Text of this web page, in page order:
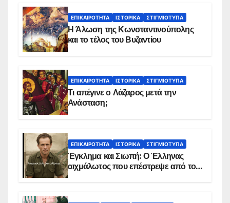
ΕΠΙΚΑΙΡΌΤΗΤΑ ΙΣΤΟΡΙΚΆ ΣΤΙΓΜΙΌΤΥΠΑ
Η Άλωση της Κωνσταντινούπολης
και το τέλος του Βυζαντίου
ΕΠΙΚΑΙΡΌΤΗΤΑ ΙΣΤΟΡΙΚΆ ΣΤΙΓΜΙΌΤΥΠΑ
Τι απέγινε ο Λάζαρος μετά την
Ανάσταση;
ΕΠΙΚΑΙΡΌΤΗΤΑ ΙΣΤΟΡΙΚΆ ΣΤΙΓΜΙΌΤΥΠΑ
Έγκλημα και Σιωπή: Ο Έλληνας
αιχμάλωτος που επέστρεψε από το